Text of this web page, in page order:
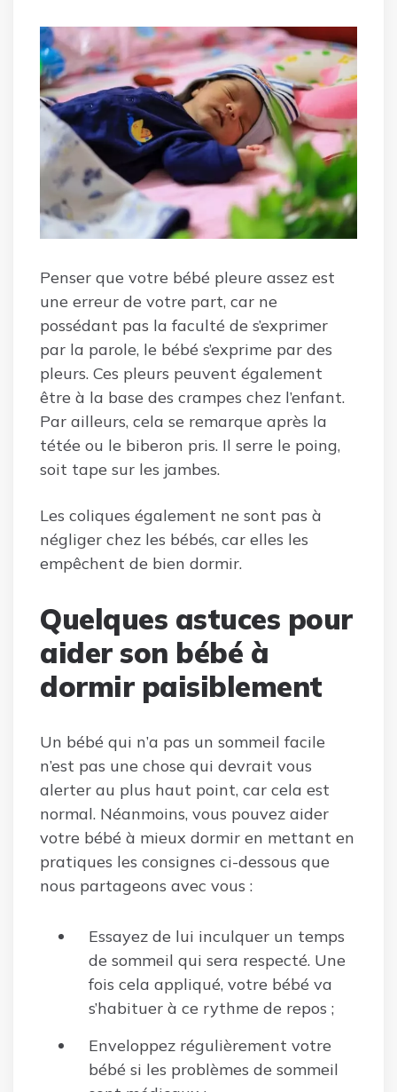
Penser que votre bébé pleure assez est
une erreur de votre part, car ne
possédant pas la faculté de s’exprimer
par la parole, le bébé s’exprime par des
pleurs. Ces pleurs peuvent également
être à la base des crampes chez l’enfant.
Par ailleurs, cela se remarque après la
tétée ou le biberon pris. Il serre le poing,
soit tape sur les jambes.
Les coliques également ne sont pas à
négliger chez les bébés, car elles les
empêchent de bien dormir.
Quelques astuces pour
aider son bébé à
dormir paisiblement
Un bébé qui n’a pas un sommeil facile
n’est pas une chose qui devrait vous
alerter au plus haut point, car cela est
normal. Néanmoins, vous pouvez aider
votre bébé à mieux dormir en mettant en
pratiques les consignes ci-dessous que
nous partageons avec vous :
Essayez de lui inculquer un temps
de sommeil qui sera respecté. Une
fois cela appliqué, votre bébé va
s’habituer à ce rythme de repos ;
Enveloppez régulièrement votre
bébé si les problèmes de sommeil